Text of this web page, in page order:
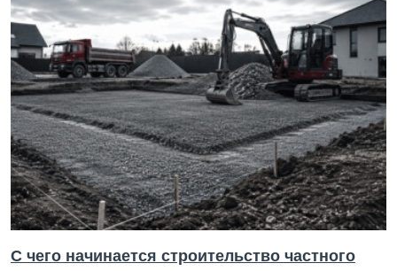
С чего начинается строительство частного